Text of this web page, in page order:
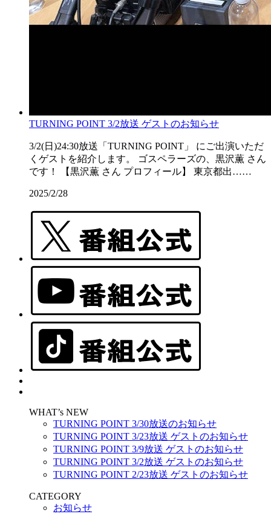
TURNING POINT 3/2放送 ゲストのお知らせ
3/2(日)24:30放送「TURNING POINT」 にご出演いただ
くゲストを紹介します。 ゴスペラーズの、黒沢薫 さん
です！ 【黒沢薫 さん プロフィール】 東京都出……
2025/2/28
WHAT’s NEW
TURNING POINT 3/30放送のお知らせ
TURNING POINT 3/23放送 ゲストのお知らせ
TURNING POINT 3/9放送 ゲストのお知らせ
TURNING POINT 3/2放送 ゲストのお知らせ
TURNING POINT 2/23放送 ゲストのお知らせ
CATEGORY
お知らせ